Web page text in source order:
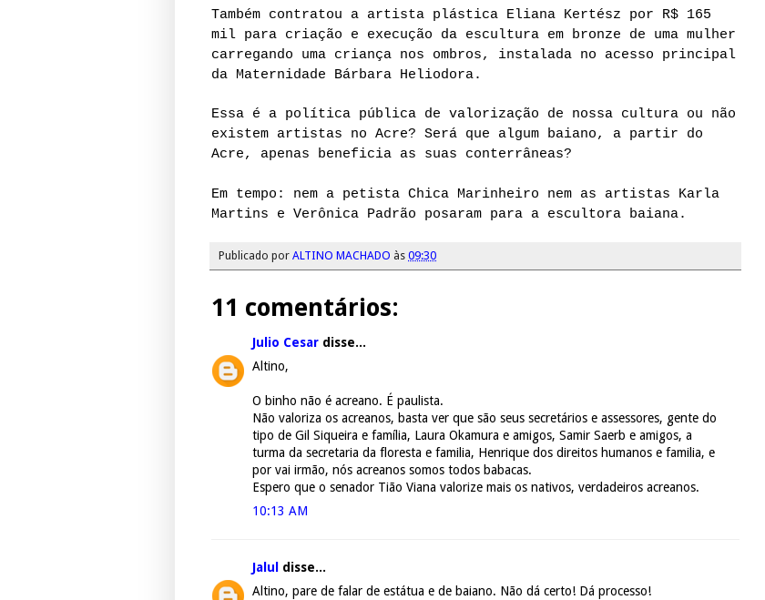
Também contratou a artista plástica Eliana Kertész por R$ 165
mil para criação e execução da escultura em bronze de uma mulher
carregando uma criança nos ombros, instalada no acesso principal
da Maternidade Bárbara Heliodora.
Essa é a política pública de valorização de nossa cultura ou não
existem artistas no Acre? Será que algum baiano, a partir do
Acre, apenas beneficia as suas conterrâneas?
Em tempo: nem a petista Chica Marinheiro nem as artistas Karla
Martins e Verônica Padrão posaram para a escultora baiana.
Publicado por ALTINO MACHADO às 09:30
11 comentários:
Julio Cesar disse...
Altino,
O binho não é acreano. É paulista.
Não valoriza os acreanos, basta ver que são seus secretários e assessores, gente do
tipo de Gil Siqueira e família, Laura Okamura e amigos, Samir Saerb e amigos, a
turma da secretaria da floresta e familia, Henrique dos direitos humanos e familia, e
por vai irmão, nós acreanos somos todos babacas.
Espero que o senador Tião Viana valorize mais os nativos, verdadeiros acreanos.
10:13 AM
Jalul
disse...
Altino, pare de falar de estátua e de baiano. Não dá certo! Dá processo!